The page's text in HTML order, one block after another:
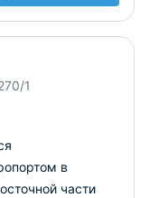
1
в
части